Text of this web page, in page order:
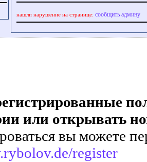
нашли нарушение на странице: сообщить админу
или открывать
вы можете
register